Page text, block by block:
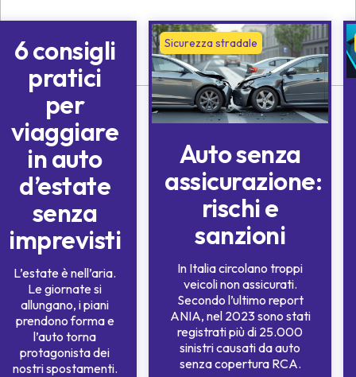
Sicurezza stradale
6 consigli
pratici
per
viaggiare
in auto
d’estate
senza
imprevisti
L’estate è nell’aria.
Le giornate si
allungano, i piani
prendono forma e
l’auto torna
protagonista dei
nostri spostamenti.
Sicurezza stradale
Auto senza
assicurazione:
rischi e
sanzioni
In Italia circolano troppi
veicoli non assicurati.
Secondo l’ultimo report
ANIA, nel 2023 sono stati
registrati più di 25.000
sinistri causati da auto
senza copertura RCA.